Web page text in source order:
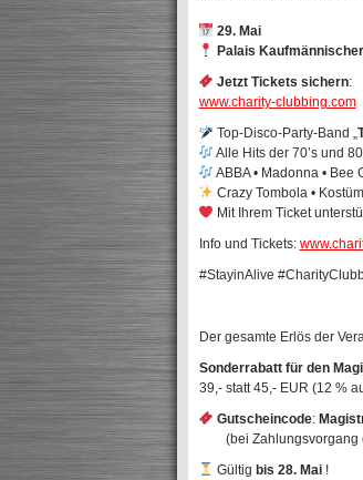
29. Mai
Palais
Jetzt Tickets sichern:
www.charity-clubbing.com
Top-Disco-Party-Band „
Alle Hits der 70’s und
ABBA • Madonna • Bee
Crazy Tombola •
Mit Ihrem Ticket
Info und Tickets:
#StayinAlive
Der gesamte Erlös der
Sonderrabatt für den
39,- statt 45,- EUR (12 %
Gutscheincode:
(bei Zahlungsvorgang
Gültig bis 28. Mai !